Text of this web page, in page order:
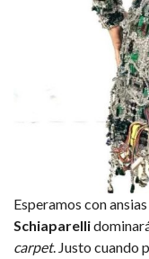
Esperamos con
Schiaparelli
carpet. Justo cuando